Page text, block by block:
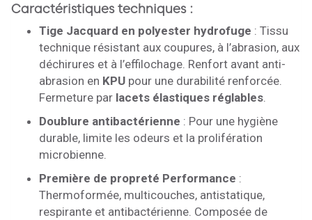
Caractéristiques techniques :
Tige Jacquard en polyester hydrofuge : Tissu
technique résistant aux coupures, à l’abrasion, aux
déchirures et à l’effilochage. Renfort avant anti-
abrasion en KPU pour une durabilité renforcée.
Fermeture par lacets élastiques réglables
Doublure antibactérienne : Pour une hygiène
durable, limite les odeurs et la prolifération
microbienne.
Première de propreté Performance :
Thermoformée, multicouches, antistatique,
respirante et antibactérienne. Composée de